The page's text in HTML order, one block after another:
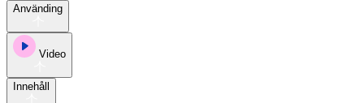
Använding
Video
Innehåll